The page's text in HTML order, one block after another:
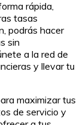
rápida,
tasas
podrás hacer
sin
a la red de
y llevar tu
maximizar tus
de servicio y